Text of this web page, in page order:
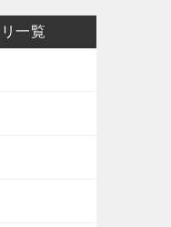
一覧